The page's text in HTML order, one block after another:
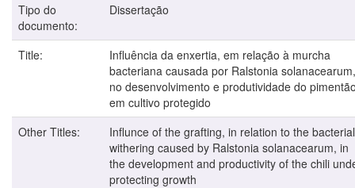
Tipo do
documento:
Dissertação
Title:
Influência da enxertia, em relação à murcha
bacteriana causada por Ralstonia solanacearum,
no desenvolvimento e produtividade do
em cultivo protegido
Other Titles:
Influnce of the grafting, in relation to the bacterial
withering caused by Ralstonia solanacearum, in
the development and productivity of the chili
protecting growth